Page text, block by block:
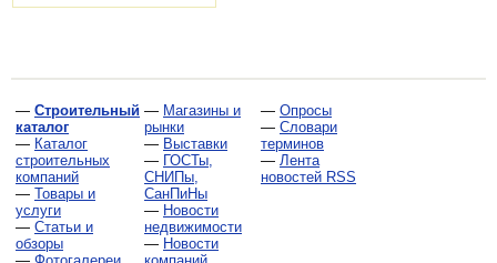
— Строительный
каталог
— Каталог
строительных
компаний
— Товары и
услуги
— Статьи и
обзоры
— Магазины и
рынки
— Выставки
— ГОСТы,
СНИПы,
СанПиНы
— Новости
недвижимости
— Новости
— Опросы
— Словари
терминов
— Лента
новостей RSS